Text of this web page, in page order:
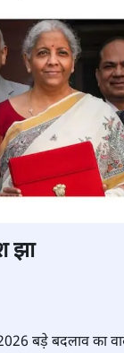
झा
बड़े बदलाव का